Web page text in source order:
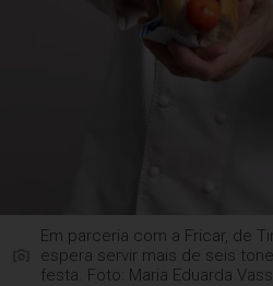
Em parceria com a Fricar, de
espera servir mais de seis
festa. Foto: Maria Eduarda